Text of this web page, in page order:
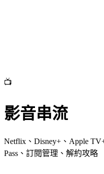
📺
影音串流
Netflix、Disney+、Apple
Pass、訂閱管理、解約攻略